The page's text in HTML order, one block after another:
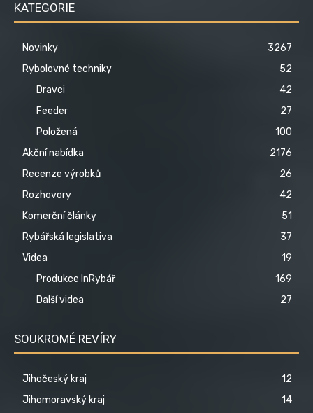
KATEGORIE
Novinky
3267
Rybolovné techniky
52
Dravci
42
Feeder
27
Položená
100
Akční nabídka
2176
Recenze výrobků
26
Rozhovory
42
Komerční články
51
Rybářská legislativa
37
Videa
19
Produkce InRybář
169
Další videa
27
SOUKROMÉ REVÍRY
Jihočeský kraj
12
Jihomoravský kraj
14